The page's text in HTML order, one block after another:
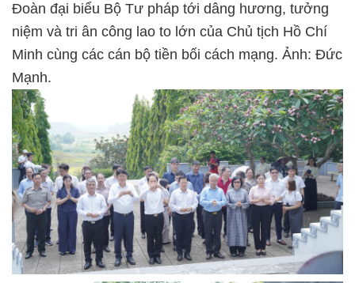
Đoàn đại biểu Bộ Tư pháp tới dâng hương, tưởng
niệm và tri ân công lao to lớn của Chủ tịch Hồ Chí
Minh cùng các cán bộ tiền bối cách mạng. Ảnh: Đức
Mạnh.